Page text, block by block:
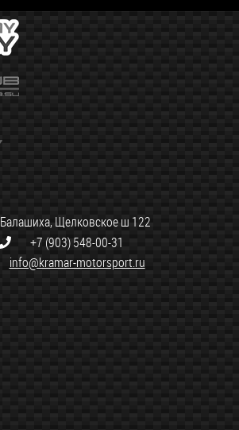
Балашиха, Щелковское ш 122
+7 (903) 548-00-31
info@kramar-motorsport.ru